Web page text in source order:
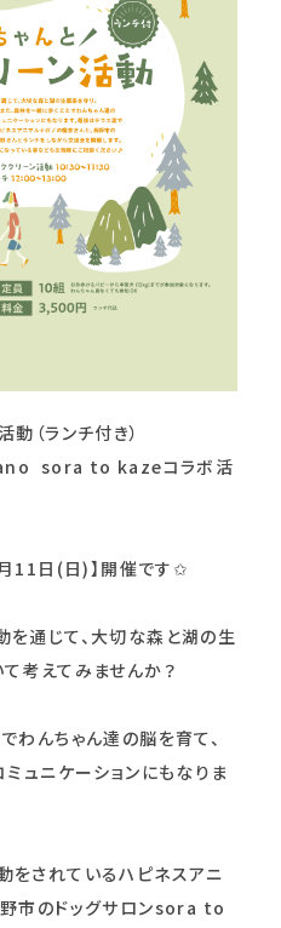
動 （ランチ付き）
sora to kazeコラボ活
11日(日)】開催です‎✩
通じて、大切な森と湖の生
考えてみませんか？
わんちゃん達の脳を育て、
ミュニケーションにもなりま
をされているハピネスアニ
野市のドッグサロンsora to